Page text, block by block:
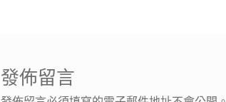
發佈留言